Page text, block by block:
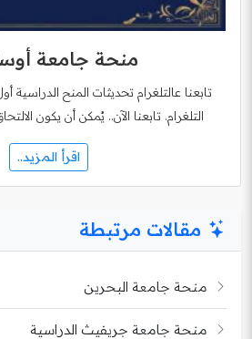
منحة جامعة
تابعنا عالتلغرام تحديثات المنح الدراسية
التلغرام. تابعنا الآن.. يُمكن أن يكون
اقرأ المزيد..
مقالات مرتبطة
منحة جامعة البحرين
منحة جامعة جريفيث الدراسية